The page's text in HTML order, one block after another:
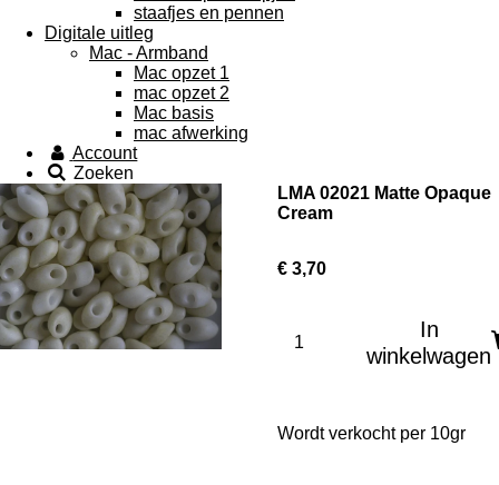
staafjes en pennen
Digitale uitleg
Mac - Armband
Mac opzet 1
mac opzet 2
Mac basis
mac afwerking
Account
Zoeken
LMA 02021 Matte Opaque
Cream
€ 3,70
In
winkelwagen
Wordt verkocht per 10gr